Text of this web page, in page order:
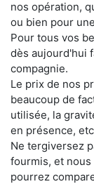
nos opération,
ou bien pour
Pour tous vos
dès aujourd'hui
compagnie.
Le prix de nos
beaucoup de
utilisée, la
en présence,
Ne tergiversez
fourmis, et
pourrez